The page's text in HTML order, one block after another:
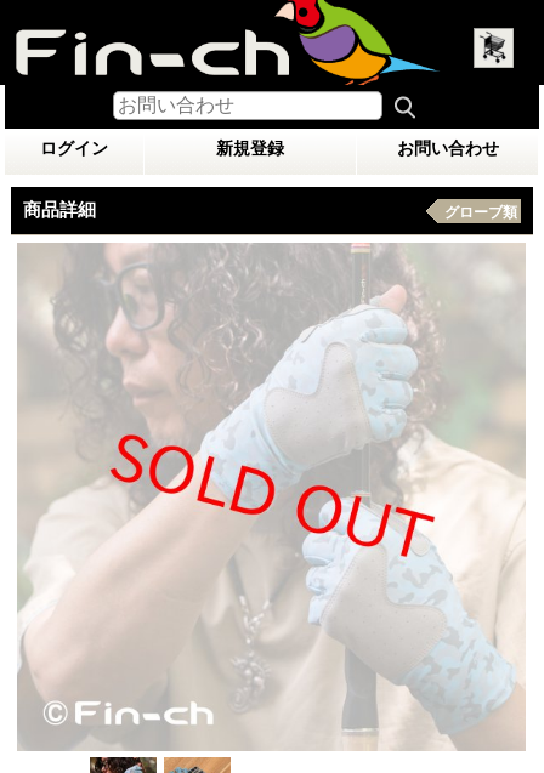
ログイン 新規登録 お問い合わせ
商品詳細 グローブ類